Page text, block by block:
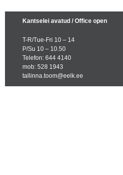
Kantselei avatud / Office open
T-R/Tue-Fri 10 – 14
P/Su 10 – 10.50
Telefon: 644 4140
mob: 528 1943
tallinna.toom@eelk.ee